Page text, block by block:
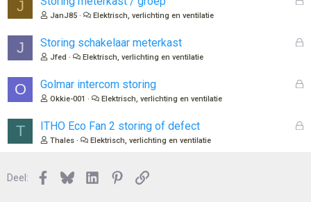
n
J
n
JanJ85 Elektrisch, verlichting en ventilatie
J
G
n
Storing schakelaar meterkast
Jfed Elektrisch, verlichting en ventilatie
O
G
Golmar intercom storing
Okkie-001 Elektrisch, verlichting en ventilatie
T
G
ITHO Eco Fan 2 storing of defect
Thales Elektrisch, verlichting en ventilatie
Deel: Facebook
BlueskyLinkedInPinterest
Link